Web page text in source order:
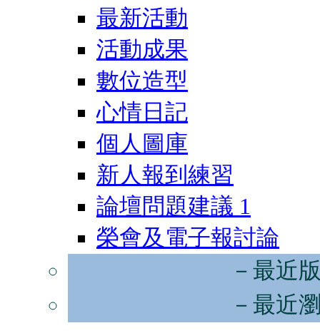
最新活動
活動成果
數位造型
心情日記
個人圖庫
新人報到練習
論壇問題建議 1
榮會及電子報討論
－最近
－最近